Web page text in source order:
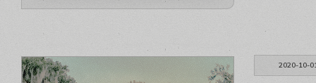
2020-10-